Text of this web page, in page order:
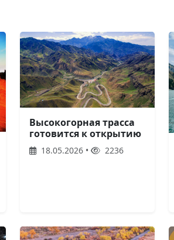
Высокогорная трасса
готовится к открытию
18.05.2026 • 2236